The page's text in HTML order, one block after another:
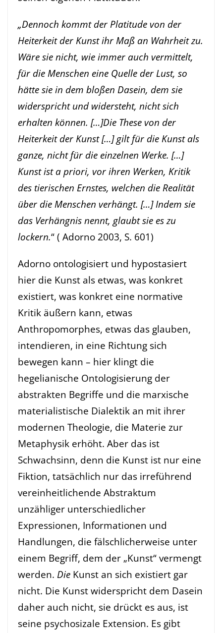
„Dennoch kommt der Platitude von der
Heiterkeit der Kunst ihr Maß an Wahrheit zu.
Wäre sie nicht, wie immer auch vermittelt,
für die Menschen eine Quelle der Lust, so
hätte sie in dem bloßen Dasein, dem sie
widerspricht und widersteht, nicht sich
erhalten können. […]Die These von der
Heiterkeit der Kunst […] gilt für die Kunst als
ganze, nicht für die einzelnen Werke. […]
Kunst ist a priori, vor ihren Werken, Kritik
des tierischen Ernstes, welchen die Realität
über die Menschen verhängt. […] Indem sie
das Verhängnis nennt, glaubt sie es zu
lockern.“ ( Adorno 2003, S. 601)
Adorno ontologisiert und hypostasiert
hier die Kunst als etwas, was konkret
existiert, was konkret eine normative
Kritik äußern kann, etwas
Anthropomorphes, etwas das glauben,
intendieren, in eine Richtung sich
bewegen kann – hier klingt die
hegelianische Ontologisierung der
abstrakten Begriffe und die marxische
materialistische Dialektik an mit ihrer
modernen Theologie, die Materie zur
Metaphysik erhöht. Aber das ist
Schwachsinn, denn die Kunst ist nur eine
Fiktion, tatsächlich nur das irreführend
vereinheitlichende Abstraktum
unzähliger unterschiedlicher
Expressionen, Informationen und
Handlungen, die fälschlicherweise unter
einem Begriff, dem der „Kunst“ vermengt
werden. Die Kunst an sich existiert gar
nicht. Die Kunst widerspricht dem Dasein
daher auch nicht, sie drückt es aus, ist
seine psychosizale Extension. Es gibt